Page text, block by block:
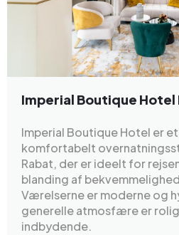
Imperial Boutique Hotel
Imperial Boutique Hotel er
komfortabelt
Rabat, der er ideelt for
blanding af
Værelserne er moderne og
generelle atmosfære er
indbydende.